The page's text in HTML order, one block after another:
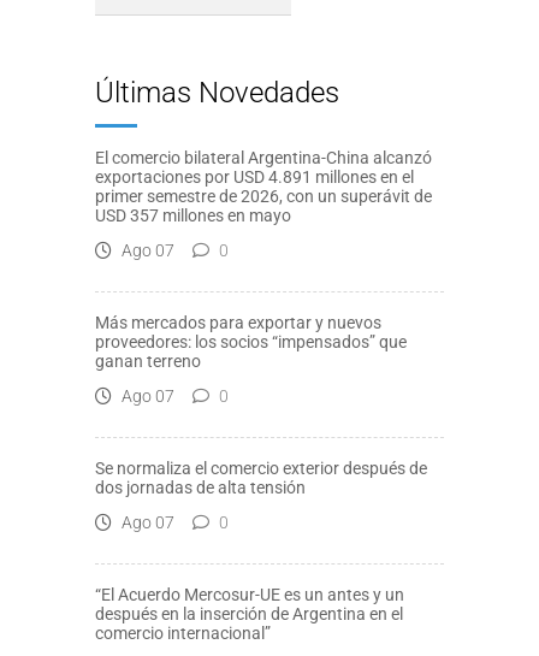
Últimas Novedades
El comercio bilateral Argentina-China alcanzó
exportaciones por USD 4.891 millones en el
primer semestre de 2026, con un superávit de
USD 357 millones en mayo
Ago 07
0
Más mercados para exportar y nuevos
proveedores: los socios “impensados” que
ganan terreno
Ago 07
0
Se normaliza el comercio exterior después de
dos jornadas de alta tensión
Ago 07
0
“El Acuerdo Mercosur-UE es un antes y un
después en la inserción de Argentina en el
comercio internacional”